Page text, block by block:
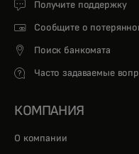
Получите поддержку
Сообщите о
Поиск банкомата
Часто задаваемые
КОМПАНИЯ
О компании